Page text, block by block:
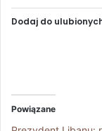
Dodaj do
Powiązane